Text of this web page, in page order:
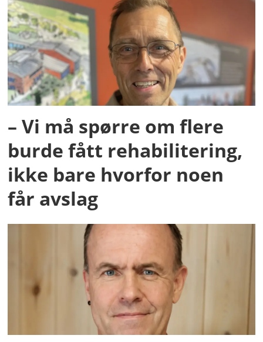
– Vi må spørre om flere
burde fått rehabilitering,
ikke bare hvorfor noen
får avslag